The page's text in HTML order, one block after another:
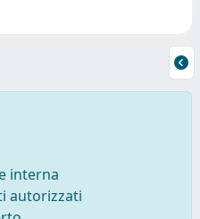
interna
autorizzati